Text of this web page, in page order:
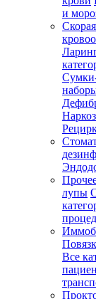
и
лупы
Все